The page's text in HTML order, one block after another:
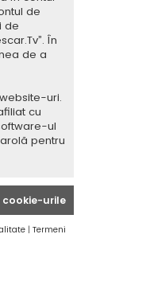
de
de
În
de a
uri.
cu
ul
pentru
cookie-urile
| Termeni